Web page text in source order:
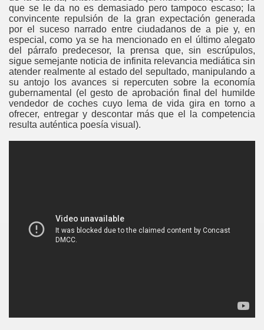
que se le da no es demasiado pero tampoco escaso; la
convincente repulsión de la gran expectación generada
por el suceso narrado entre ciudadanos de a pie y, en
especial, como ya se ha mencionado en el último alegato
del párrafo predecesor, la prensa que, sin escrúpulos,
sigue semejante noticia de infinita relevancia mediática sin
atender realmente al estado del sepultado, manipulando a
su antojo los avances si repercuten sobre la economía
gubernamental (el gesto de aprobación final del humilde
vendedor de coches cuyo lema de vida gira en torno a
ofrecer, entregar y descontar más que el la competencia
resulta auténtica poesía visual).